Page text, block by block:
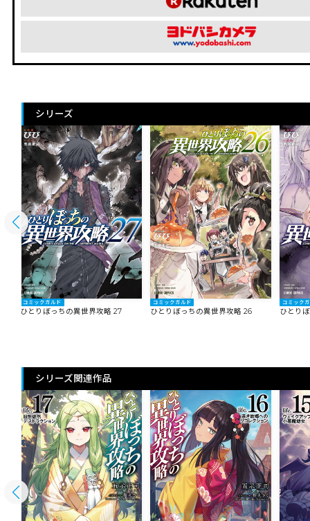
シリーズ
コミックガルド
ひとりぼっちの異世界攻略 27
コミックガルド
ひとりぼっちの異世界攻略 26
コミック
ひとり
シリーズ関連作品